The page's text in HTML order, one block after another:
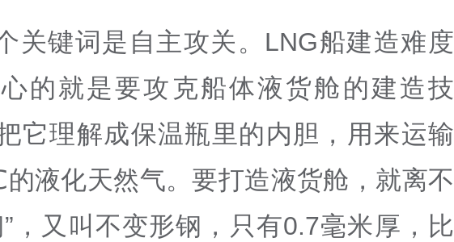
关键词是自主攻关。LNG船建造难度
的就是要攻克船体液货舱的建造技
它理解成保温瓶里的内胆，用来运输
液化天然气。要打造液货舱，就离不
，又叫不变形钢，只有0.7毫米厚，比